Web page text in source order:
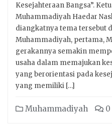
Kesejahteraan Bangsa”.
Muhammadiyah Haedar
diangkatnya tema tersebut
Muhammadiyah, pertama,
gerakannya semakin
usaha dalam memajukan
yang berorientasi pada
yang memiliki […]
Muhammadiyah 0